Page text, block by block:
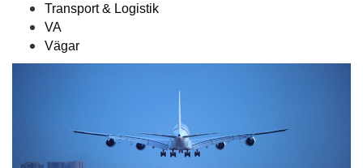
Transport & Logistik
VA
Vägar